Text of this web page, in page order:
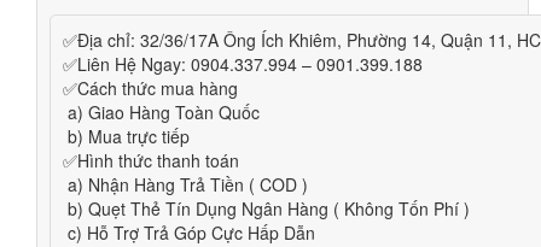
✅Địa chỉ: 32/36/17A Ông Ích Khiêm, Phường 14, Quận 11,
✅Liên Hệ Ngay: 0904.337.994 – 0901.399.188
✅Cách thức mua hàng
a) Giao Hàng Toàn Quốc
b) Mua trực tiếp
✅Hình thức thanh toán
a) Nhận Hàng Trả Tiền ( COD )
b) Quẹt Thẻ Tín Dụng Ngân Hàng ( Không Tốn Phí )
c) Hỗ Trợ Trả Góp Cực Hấp Dẫn